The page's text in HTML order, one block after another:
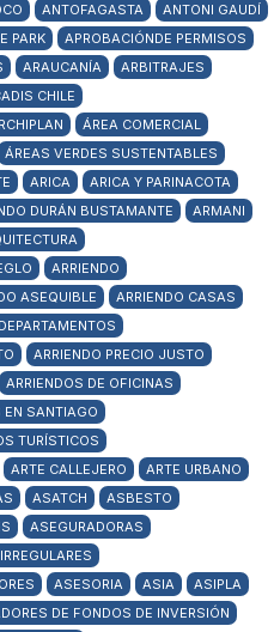
ANTOFAGASTA
ANTONI GAUDÍ
PARK
APROBACIÓNDE PERMISOS
ARAUCANÍA
ARBITRAJES
CHILE
ÁREA COMERCIAL
ÁREAS VERDES SUSTENTABLES
ARICA
ARICA Y PARINACOTA
DURÁN BUSTAMANTE
ARMANI
ARRIENDO
ASEQUIBLE
ARRIENDO CASAS
ARRIENDO PRECIO JUSTO
ARRIENDOS DE OFICINAS
EN SANTIAGO
TURÍSTICOS
ARTE CALLEJERO
ARTE URBANO
ASATCH
ASBESTO
ASEGURADORAS
ASESORIA ASIA
ASIPLA
DE FONDOS DE INVERSIÓN